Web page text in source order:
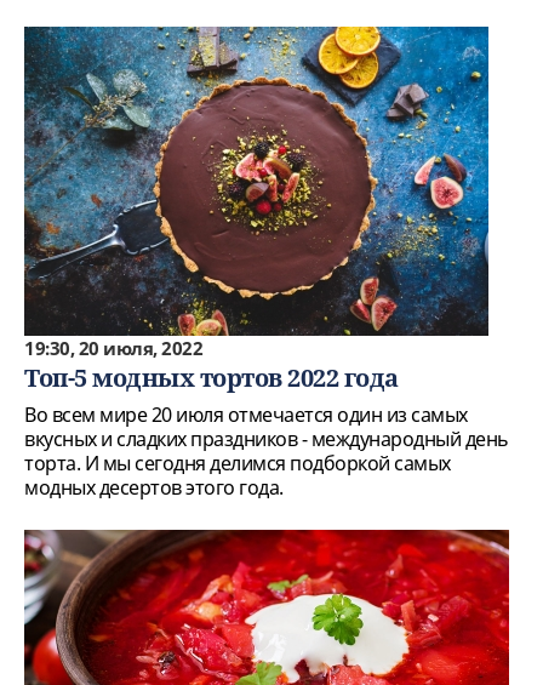
19:30, 20 июля, 2022
Топ-5 модных тортов 2022 года
Во всем мире 20 июля отмечается один из самых
вкусных и сладких праздников - международный день
торта. И мы сегодня делимся подборкой самых
модных десертов этого года.